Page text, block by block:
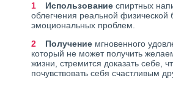
Использование спиртных
облегчения реальной физической
эмоциональных проблем.
Получение мгновенного
который не может получить
жизни, стремится доказать себе,
почувствовать себя счастливым